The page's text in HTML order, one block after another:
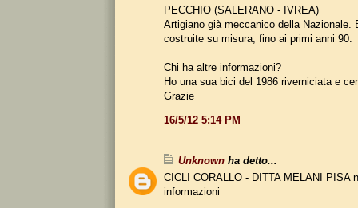
PECCHIO (SALERANO - IVREA)
Artigiano già meccanico della Nazionale.
costruite su misura, fino ai primi anni 90.
Chi ha altre informazioni?
Ho una sua bici del 1986 riverniciata e
Grazie
16/5/12 5:14 PM
Unknown ha detto...
CICLI CORALLO - DITTA MELANI PISA
informazioni